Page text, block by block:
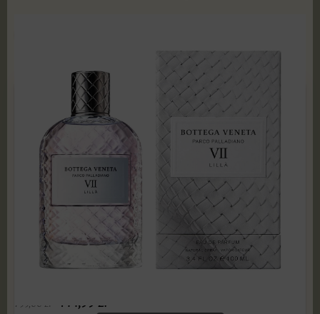
Bottega Veneta - Parco Palladiano VII Lilla 100 ml
799,00 zł 144,99 zł